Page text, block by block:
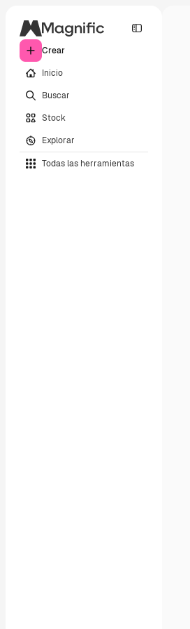
Crear
Inicio
Buscar
Stock
Explorar
Todas las herramientas